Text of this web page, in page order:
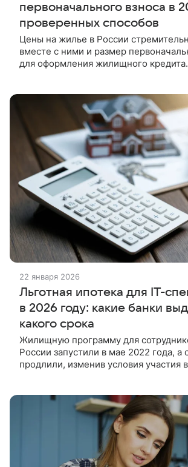
первоначального взноса в
проверенных способов
Цены на жилье в России
вместе с ними и размер
для оформления жилищного кредита.
22 января 2026
Льготная ипотека для IT-
в 2026 году: какие банки
какого срока
Жилищную программу для
России запустили в мае 2022 года, а
продлили, изменив условия участия